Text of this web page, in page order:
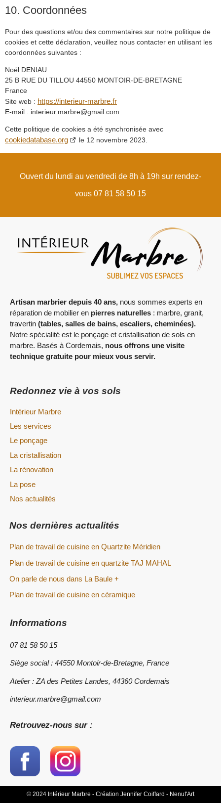
10. Coordonnées
Pour des questions et/ou des commentaires sur notre politique de
cookies et cette déclaration, veuillez nous contacter en utilisant les
coordonnées suivantes :
Noël DENIAU
25 B RUE DU TILLOU 44550 MONTOIR-DE-BRETAGNE
France
Site web : https://interieur-marbre.fr
E-mail : interieur.marbre@gmail.com
Cette politique de cookies a été synchronisée avec
cookiedatabase.org le 12 novembre 2023.
Ouvert du lundi au vendredi de 8h à 19h sur rendez-
vous 07 81 58 50 15
Artisan marbrier depuis 40 ans, nous sommes experts en
réparation de mobilier en pierres naturelles : marbre, granit,
travertin (tables, salles de bains, escaliers, cheminées).
Notre spécialité est le ponçage et cristallisation de sols en
marbre. Basés à Cordemais, nous offrons une visite
technique gratuite pour mieux vous servir.
Redonnez vie à vos sols
Intérieur Marbre
Les services
Le ponçage
La cristallisation
La rénovation
La pose
Nos actualités
Nos dernières actualités
Plan de travail de cuisine en Quartzite Méridien
Plan de travail de cuisine en quartzite TAJ MAHAL
On parle de nous dans La Baule +
Plan de travail de cuisine en céramique
Informations
07 81 58 50 15
Siège social : 44550 Montoir-de-Bretagne, France
Atelier : ZA des Petites Landes, 44360 Cordemais
interieur.marbre@gmail.com
Retrouvez-nous sur :
© 2024 Intérieur Marbre - Création Jennifer Coiffard - Nenuf'Art